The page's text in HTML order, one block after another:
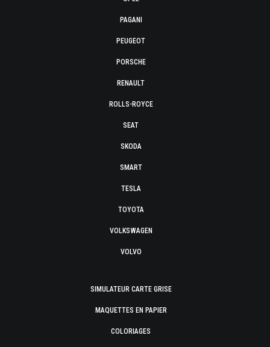
PAGANI
PEUGEOT
PORSCHE
RENAULT
ROLLS-ROYCE
SEAT
SKODA
SMART
TESLA
TOYOTA
VOLKSWAGEN
VOLVO
SIMULATEUR CARTE GRISE
MAQUETTES EN PAPIER
COLORIAGES